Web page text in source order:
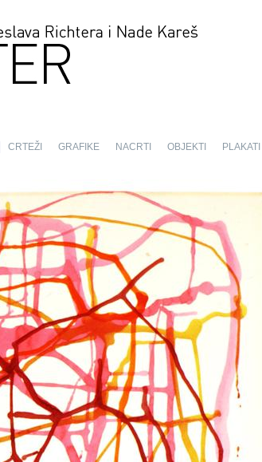
CRTEŽI GRAFIKE NACRTI OBJEKTI PLAKATI